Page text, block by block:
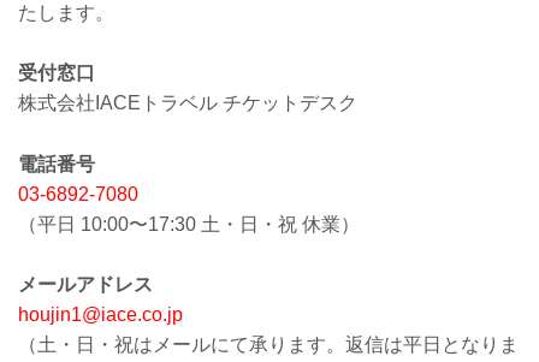
たします。
受付窓口
株式会社IACEトラベル チケットデスク
電話番号
03-6892-7080
（平日 10:00〜17:30 土・日・祝 休業）
メールアドレス
houjin1@iace.co.jp
（土・日・祝はメールにて承ります。返信は平日となりま